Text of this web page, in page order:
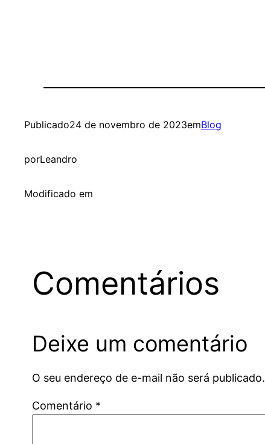
Publicado24 de novembro de 2023emBlog
porLeandro
Modificado em
Comentários
Deixe um comentário
O seu endereço de e-mail não será publicado.
Comentário *